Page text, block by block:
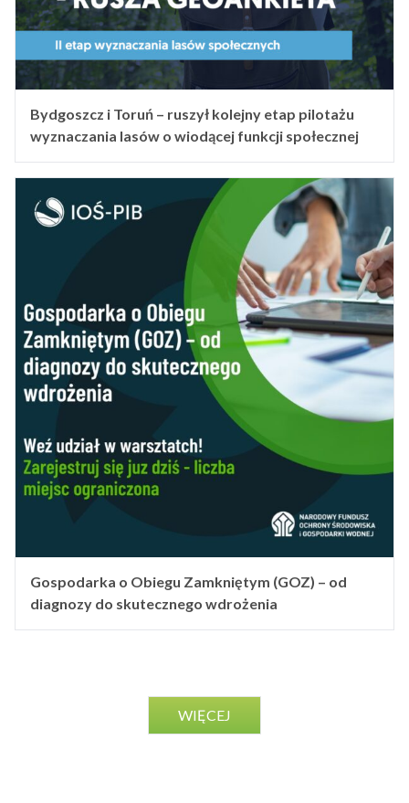
Bydgoszcz i Toruń – ruszył kolejny etap pilotażu
wyznaczania lasów o wiodącej funkcji społecznej
Gospodarka o Obiegu Zamkniętym (GOZ) – od
diagnozy do skutecznego wdrożenia
WIĘCEJ